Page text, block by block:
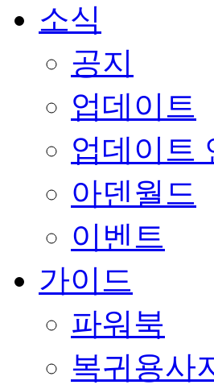
소식
공지
업데이트
업데이트
아덴월드
이벤트
가이드
파워북
복귀용사